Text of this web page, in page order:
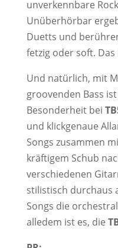
unverkennbare
Unüberhörbar
Duetts und
fetzig oder soft.
Und natürlich, mit
groovenden Bass
Besonderheit bei
und klickgenaue
Songs zusammen
kräftigem Schub
verschiedenen
stilistisch durchaus
Songs die
alledem ist es, die